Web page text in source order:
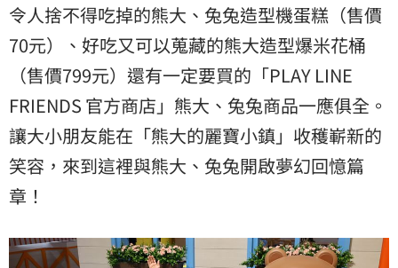
令人捨不得吃掉的熊大、兔兔造型機蛋糕（售價
70元）、好吃又可以蒐藏的熊大造型爆米花桶
（售價799元）還有一定要買的「PLAY LINE
FRIENDS 官方商店」熊大、兔兔商品一應俱全。
讓大小朋友能在「熊大的麗寶小鎮」收穫嶄新的
笑容，來到這裡與熊大、兔兔開啟夢幻回憶篇
章！